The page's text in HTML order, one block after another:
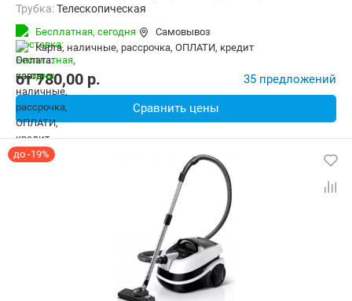
трубка:Телескопическая
Дополнительно:
Радиус действия:
9 м Вес:
Бесплатная, сегодня
Самовывоз
карта, наличные, рассрочка, ОПЛАТИ, кредит
от780,00 p. 35 предложений
Сравнить цены
до -19%